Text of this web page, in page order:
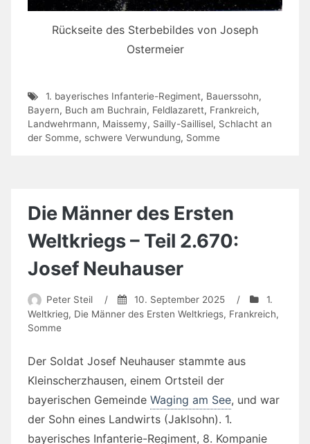
Rückseite des Sterbebildes von Joseph
Ostermeier
1. bayerisches Infanterie-Regiment, Bauerssohn,
Bayern, Buch am Buchrain, Feldlazarett, Frankreich,
Landwehrmann, Maissemy, Sailly-Saillisel, Schlacht an
der Somme, schwere Verwundung, Somme
Die Männer des Ersten
Weltkriegs – Teil 2.670:
Josef Neuhauser
Peter Steil / 10. September 2025 /
1.
Weltkrieg, Die Männer des Ersten Weltkriegs, Frankreich,
Somme
Der Soldat Josef Neuhauser stammte aus
Kleinscherzhausen, einem Ortsteil der
bayerischen Gemeinde Waging am See, und war
der Sohn eines Landwirts (Jaklsohn). 1.
bayerisches Infanterie-Regiment, 8. Kompanie